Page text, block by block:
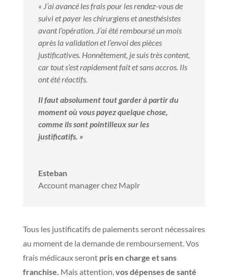
« J’ai avancé les frais pour les rendez-vous de
suivi et payer les chirurgiens et anesthésistes
avant l’opération. J’ai été remboursé un mois
après la validation et l’envoi des pièces
justificatives. Honnêtement, je suis très content,
car tout s’est rapidement fait et sans accros. Ils
ont été réactifs.
Il faut absolument tout garder à partir du
moment où vous payez quelque chose,
comme ils sont pointilleux sur les
justificatifs. »
Esteban
Account manager chez Maplr
Tous les justificatifs de paiements seront nécessaires
au moment de la demande de remboursement. Vos
frais médicaux seront pris en charge et sans
franchise. Mais attention,vos dépenses de santé